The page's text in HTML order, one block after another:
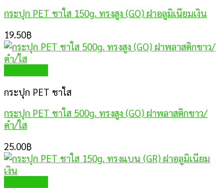
กระปุก PET ชาใส 150g. ทรงสูง (GO) ฝาอลูมิเนียมเงิน
19.50฿
กระปุก PET ชาใส
กระปุก PET ชาใส 500g. ทรงสูง (GO) ฝาพลาสติกขาว/
ดำ/ใส
25.00฿